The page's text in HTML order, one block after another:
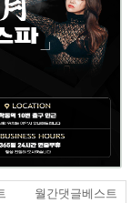
월간댓글베스트